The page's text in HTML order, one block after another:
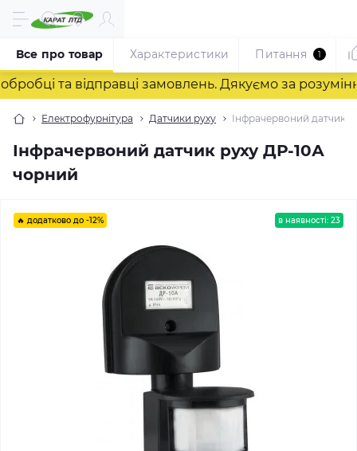
та відправці замовлень. Дякуємо за
Електрофурнітура Датчики руху Інфрачервоний датчик
Інфрачервоний датчик руху ДР-10А
чорний
Все про товар Характеристики Питання 1
🔥 додатково до -12% в наявності: 23